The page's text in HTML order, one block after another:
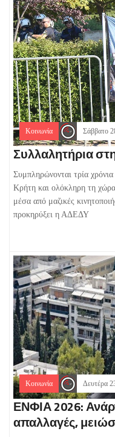
Κοινωνία Σάββατο
Συλλαλητήρια
Συμπληρώνονται τρία
Κρήτη και ολόκληρη τη
μέσα από μαζικές
προκηρύξει η ΑΔΕΔΥ
Κοινωνία Δευτέρα
ΕΝΦΙΑ 2026:
απαλλαγές,